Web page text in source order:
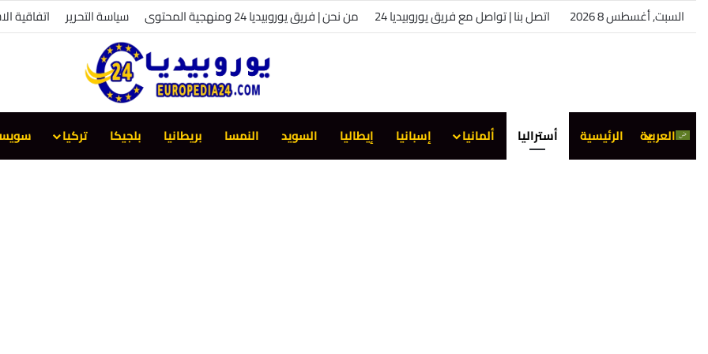
السبت, أغسطس 8 2026 اتصل بنا | تواصل مع فريق يوروبيديا 24 من نحن | فريق يوروبيديا 24 ومنهجية المحتوى سياسة التحرير اتفاقية
العربية الرئيسية أستراليا ألمانيا إسبانيا إيطاليا السويد النمسا بريطانيا بلجيكا تركيا